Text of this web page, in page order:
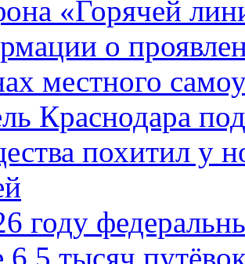
«Горячей
о
местного
Краснодара
похитил у
году